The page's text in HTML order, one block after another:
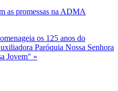
as promessas na ADMA
os 125 anos do
Paróquia Nossa Senhora
Jovem" »